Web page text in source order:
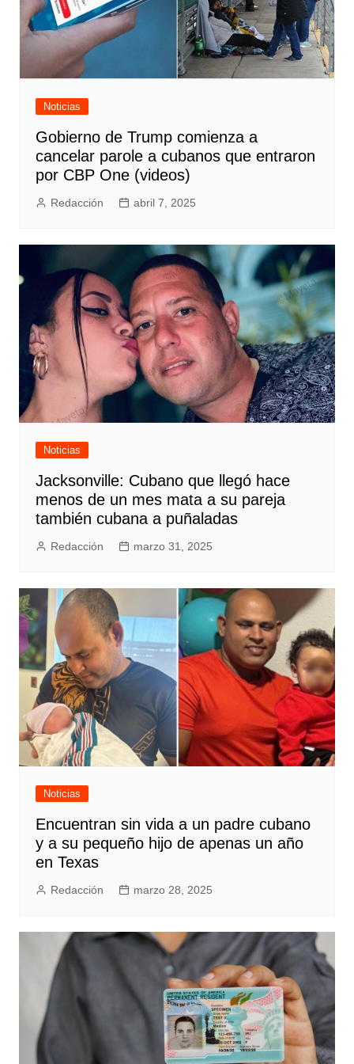
Noticias
Gobierno de Trump comienza a
cancelar parole a cubanos que entraron
por CBP One (videos)
Redacción abril 7, 2025
Noticias
Jacksonville: Cubano que llegó hace
menos de un mes mata a su pareja
también cubana a puñaladas
Redacción marzo 31, 2025
Noticias
Encuentran sin vida a un padre cubano
y a su pequeño hijo de apenas un año
en Texas
Redacción marzo 28, 2025